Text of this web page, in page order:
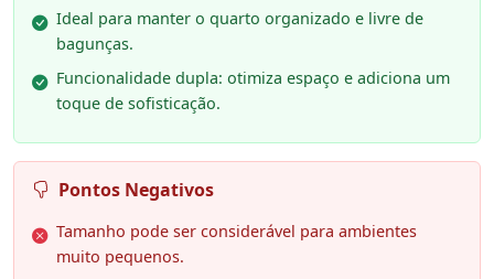
Ideal para manter o quarto organizado e livre de
bagunças.
Funcionalidade dupla: otimiza espaço e adiciona um
toque de sofisticação.
Pontos Negativos
Tamanho pode ser considerável para ambientes
muito pequenos.